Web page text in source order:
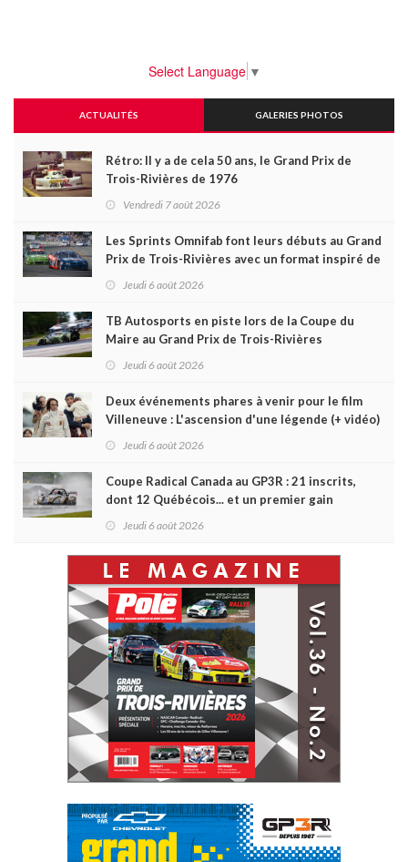
Select Language ▼
ACTUALITÉS GALERIES PHOTOS
Rétro: Il y a de cela 50 ans, le Grand Prix de
Trois-Rivières de 1976
Vendredi 7 août 2026
Les Sprints Omnifab font leurs débuts au Grand
Prix de Trois-Rivières avec un format inspiré de
Jeudi 6 août 2026
TB Autosports en piste lors de la Coupe du
Maire au Grand Prix de Trois-Rivières
Jeudi 6 août 2026
Deux événements phares à venir pour le film
Villeneuve : L'ascension d'une légende (+ vidéo)
Jeudi 6 août 2026
Coupe Radical Canada au GP3R : 21 inscrits,
dont 12 Québécois... et un premier gain
Jeudi 6 août 2026